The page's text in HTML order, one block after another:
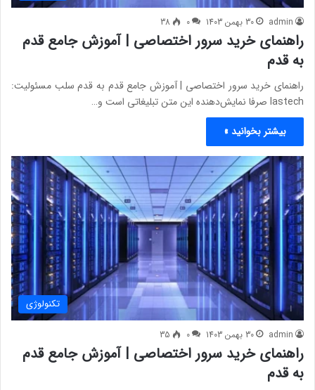
admin 30 بهمن 1403 0
38
راهنمای خرید سرور اختصاصی | آموزش جامع قدم
به قدم
راهنمای خرید سرور اختصاصی | آموزش جامع قدم به قدم سلب مسئولیت:
lastech صرفا نمایش‌دهنده این متن تبلیغاتی است و…
بیشتر بخوانید »
تکنولوژی
admin 30 بهمن 1403 0
35
راهنمای خرید سرور اختصاصی | آموزش جامع قدم
به قدم